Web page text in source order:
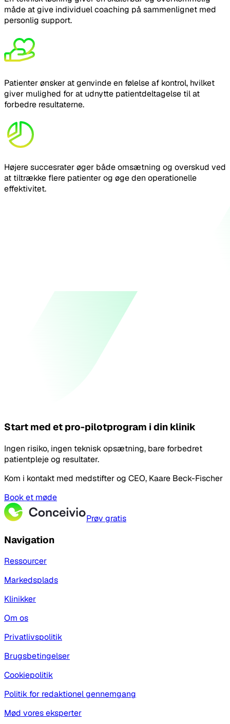
måde at give individuel coaching på sammenlignet med
personlig support.
Patienter ønsker at genvinde en følelse af kontrol, hvilket
giver mulighed for at udnytte patientdeltagelse til at
forbedre resultaterne.
Højere succesrater øger både omsætning og overskud ved
at tiltrække flere patienter og øge den operationelle
effektivitet.
Start med et pro-pilotprogram i din klinik
Ingen risiko, ingen teknisk opsætning, bare forbedret
patientpleje og resultater.
Kom i kontakt med medstifter og CEO, Kaare Beck-Fischer
Book et møde
Prøv gratis
Navigation
Ressourcer
Markedsplads
Klinikker
Om os
Privatlivspolitik
Brugsbetingelser
Cookiepolitik
Politik for redaktionel gennemgang
Mød vores eksperter